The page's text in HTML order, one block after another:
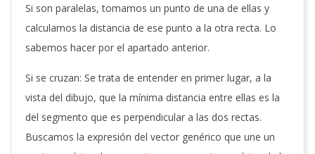
Si son paralelas, tomamos un punto de una de ellas y
calculamos la distancia de ese punto a la otra recta. Lo
sabemos hacer por el apartado anterior.
Si se cruzan: Se trata de entender en primer lugar, a la
vista del dibujo, que la mínima distancia entre ellas es la
del segmento que es perpendicular a las dos rectas.
Buscamos la expresión del vector genérico que une un